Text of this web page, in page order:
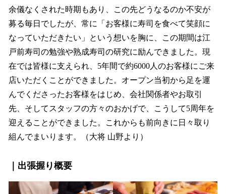
余儀なくされた時期もあり、この先どうなるのか不安が
募る毎日でしたが、常に「お客様に寿司を食べて笑顔に
なっていただきたい」という想いを胸に、この期間は江
戸前寿司の勉強や熟成寿司の研究に励んできました。現
在では皆様に支えられ、5年間で約6000人のお客様にご来
店いただくことができました。オープン当初から足を運
んでくださったお客様をはじめ、会社関係者やお取引
先、そしてスタッフの方々のおかげで、こうして5周年を
迎えることができました。これからも前向きに日々取り
組んでまいります。（大将 山野より）
｜出張握り概要